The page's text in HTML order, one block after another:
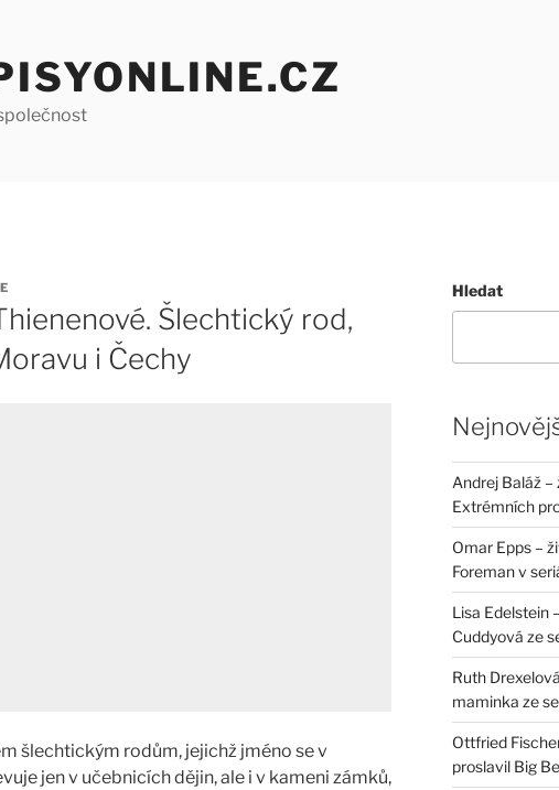
Šlechtický rod,
i Čechy
šlechtickým rodům, jejichž jméno se v
jen v učebnicích dějin, ale i v kameni zámků,
Hledat
Andrej Baláž
Extrémních
Omar Epps –
Foreman v
Lisa Edelstein
Cuddyová ze
Ruth
maminka ze
Ottfried
proslavil Big